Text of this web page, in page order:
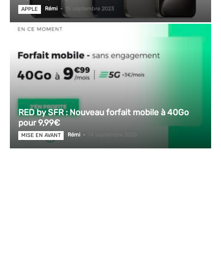
APPLE Rémi - 15 septembre 2023
RED by SFR : Nouveau forfait mobile à 40Go
pour 9,99€
MISE EN AVANT Rémi - 14 septembre 2023